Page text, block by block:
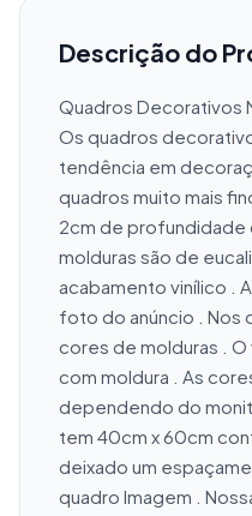
Descrição do
Quadros Decorativos
Os quadros
tendência em
quadros muito mais
2cm de profundidade
molduras são de
acabamento vinílico .
foto do anúncio . Nos
cores de molduras . O
com moldura . As
dependendo do
tem 40cm x 60cm
deixado um
quadro Imagem .